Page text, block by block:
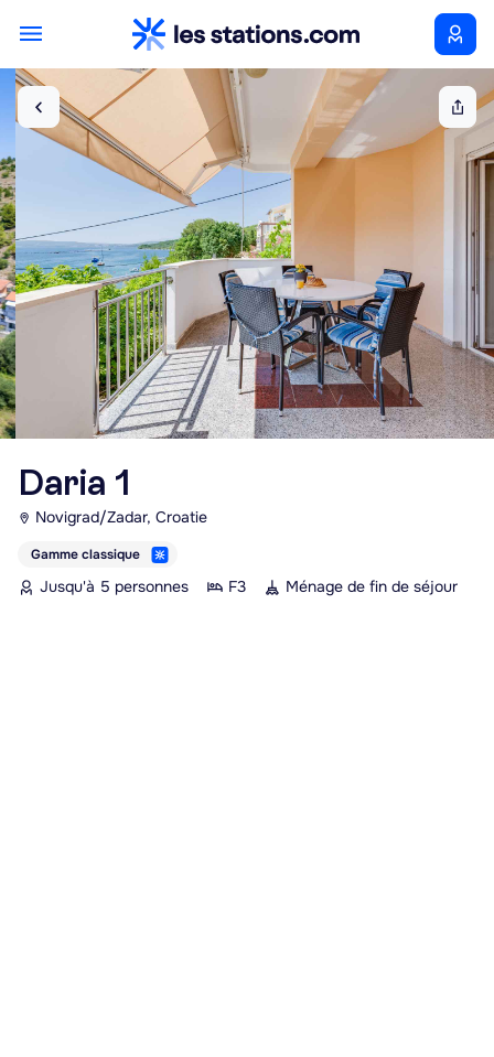
Daria 1
Novigrad/Zadar, Croatie
Gamme classique
Jusqu'à 5 personnes F3 Ménage de fin de séjour